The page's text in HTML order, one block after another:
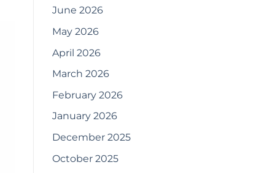
June 2026
May 2026
April 2026
March 2026
February 2026
January 2026
December 2025
October 2025